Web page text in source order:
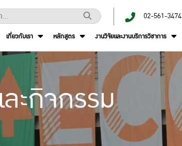
02-561-3474
เกี่ยวกับเรา
หลักสูตร งานวิจัยและงานบริการวิชาการ
ะกิจกรรม